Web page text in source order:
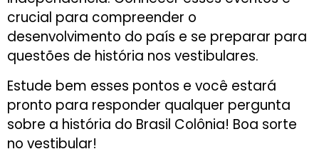
crucial para compreender o
desenvolvimento do país e se preparar para
questões de história nos vestibulares.
Estude bem esses pontos e você estará
pronto para responder qualquer pergunta
sobre a história do Brasil Colônia! Boa sorte
no vestibular!